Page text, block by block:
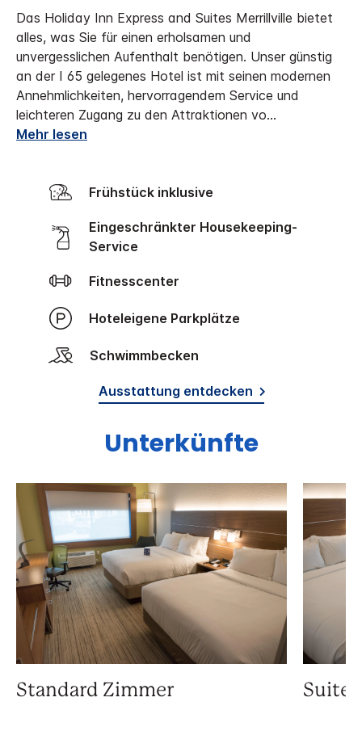
Das Holiday Inn Express and Suites Merrillville bietet
alles, was Sie für einen erholsamen und
unvergesslichen Aufenthalt benötigen. Unser günstig
an der I 65 gelegenes Hotel ist mit seinen modernen
Annehmlichkeiten, hervorragendem Service und
leichteren Zugang zu den Attraktionen vo...
Mehr lesen
Frühstück inklusive
Eingeschränkter Housekeeping-
Service
Fitnesscenter
Hoteleigene Parkplätze
Schwimmbecken
Ausstattung entdecken
Unterkünfte
Standard Zimmer Suite